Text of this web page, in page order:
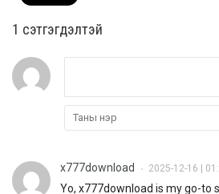
1 сэтгэгдэлтэй
x777download • 2025-12-16 |
Yo, x777download is my go-to